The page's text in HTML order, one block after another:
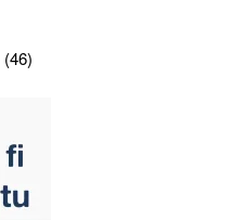
(46)